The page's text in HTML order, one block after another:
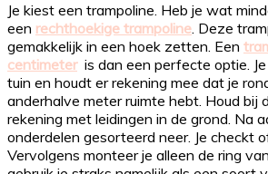
Je kiest een trampoline. Heb je wat
een rechthoekige trampoline. Deze
gemakkelijk in een hoek zetten. Een
centimeteris dan een perfecte optie.
tuin en houdt er rekening mee dat je
anderhalve meter ruimte hebt. Houd bij
rekening met leidingen in de grond. Na
onderdelen gesorteerd neer. Je checkt
Vervolgens monteer je alleen de ring